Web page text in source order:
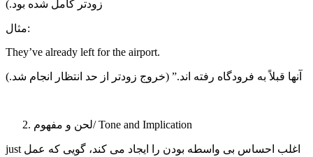
زودتر کامل شده بود.)
مثال:
They’ve already left for the airport.
آنها قبلاً به فرودگاه رفته اند.” (خروج زودتر از حد انتظار انجام شد.)
لحن و مفهوم/ Tone and Implication
just اغلب احساس بی واسطه بودن را ایجاد می کند، گویی که عمل